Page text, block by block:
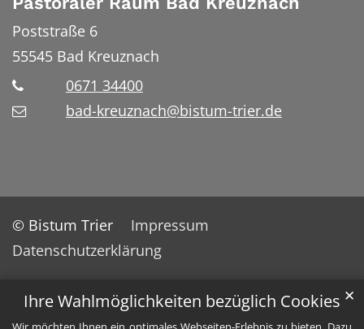
Ihre Wahlmöglichkeiten bezüglich Cookies ✕
Poststraße 6
55545 Bad Kreuznach
0671 34400
bad-kreuznach@bistum-trier.de
© Bistum Trier
Impressum
Datenschutzerklärung